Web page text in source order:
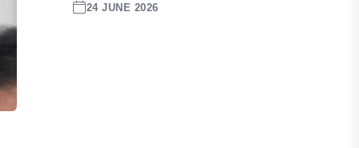
24 JUNE 2026